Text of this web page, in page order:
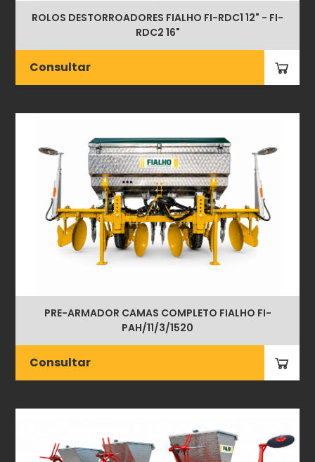
ROLOS DESTORROADORES FIALHO FI-RDC1 12" - FI-
RDC2 16"
Consultar
PRE-ARMADOR CAMAS COMPLETO FIALHO FI-
PAH/11/3/1520
Consultar